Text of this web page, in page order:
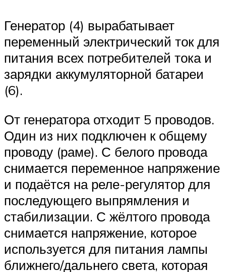
Генератор (4) вырабатывает
переменный электрический ток для
питания всех потребителей тока и
зарядки аккумуляторной батареи
(6).
От генератора отходит 5 проводов.
Один из них подключен к общему
проводу (раме). С белого провода
снимается переменное напряжение
и подаётся на реле-регулятор для
последующего выпрямления и
стабилизации. С жёлтого провода
снимается напряжение, которое
используется для питания лампы
ближнего/дальнего света, которая